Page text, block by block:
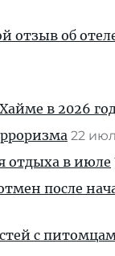
отзыв об
в 2026
22
отдыха в июле
после
с